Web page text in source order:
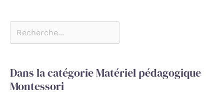
Dans la catégorie Matériel pédagogique
Montessori